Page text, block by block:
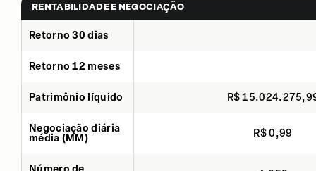
RENTABILIDADE E NEGOCIAÇÃO
Retorno 30 dias
Retorno 12 meses
Patrimônio líquido R$
Negociação diária
média (MM)
R$ 0,99